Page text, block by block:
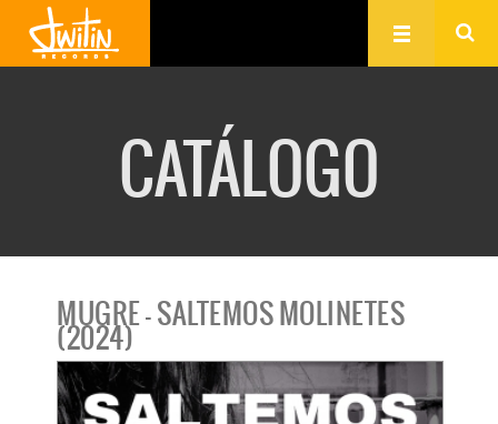
CATÁLOGO
MUGRE - SALTEMOS MOLINETES
(2024)